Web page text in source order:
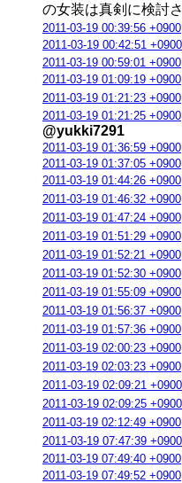
の女装は真剣に検討
2011-03-19 00:39:56 +0900
2011-03-19 00:42:51 +0900
2011-03-19 00:59:01 +0900
2011-03-19 01:09:19 +0900
2011-03-19 01:21:23 +0900
2011-03-19 01:21:25 +0900
@yukki7291
2011-03-19 01:36:59 +0900
2011-03-19 01:37:05 +0900
2011-03-19 01:44:26 +0900
2011-03-19 01:46:32 +0900
2011-03-19 01:47:24 +0900
2011-03-19 01:51:29 +0900
2011-03-19 01:52:21 +0900
2011-03-19 01:52:30 +0900
2011-03-19 01:55:09 +0900
2011-03-19 01:56:37 +0900
2011-03-19 01:57:36 +0900
2011-03-19 02:00:23 +0900
2011-03-19 02:03:23 +0900
2011-03-19 02:09:21 +0900
2011-03-19 02:09:25 +0900
2011-03-19 02:12:49 +0900
2011-03-19 07:47:39 +0900
2011-03-19 07:49:40 +0900
2011-03-19 07:49:52 +0900